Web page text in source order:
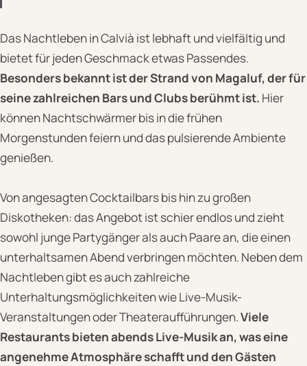
Das Nachtleben in Calvià ist lebhaft und vielfältig und
bietet für jeden Geschmack etwas Passendes.
Besonders bekannt ist der Strand von Magaluf, der für
seine zahlreichen Bars und Clubs berühmt ist. Hier
können Nachtschwärmer bis in die frühen
Morgenstunden feiern und das pulsierende Ambiente
genießen.
Von angesagten Cocktailbars bis hin zu großen
Diskotheken: das Angebot ist schier endlos und zieht
sowohl junge Partygänger als auch Paare an, die einen
unterhaltsamen Abend verbringen möchten. Neben dem
Nachtleben gibt es auch zahlreiche
Unterhaltungsmöglichkeiten wie Live-Musik-
Veranstaltungen oder Theateraufführungen.Viele
Restaurants bieten abends Live-Musik an, was eine
angenehme Atmosphäre schafft und den Gästen